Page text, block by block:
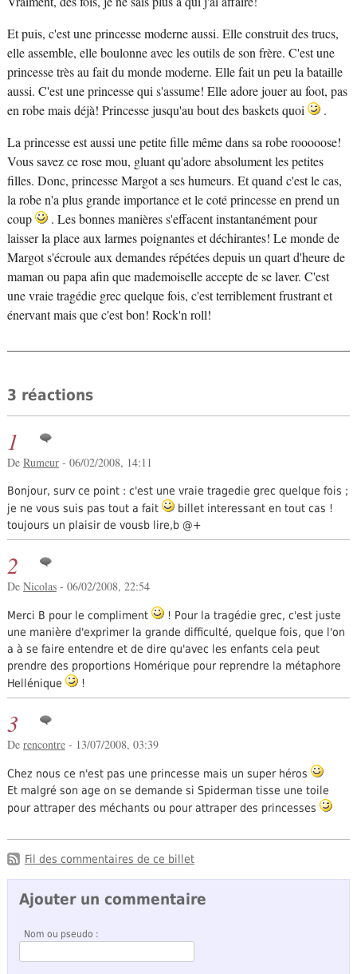
Et puis, c'est une princesse moderne aussi. Elle construit des trucs,
elle assemble, elle boulonne avec les outils de son frère. C'est une
princesse très au fait du monde moderne. Elle fait un peu la bataille
aussi. C'est une princesse qui s'assume! Elle adore jouer au foot, pas
en robe mais déjà! Princesse jusqu'au bout des baskets quoi
.
La princesse est aussi une petite fille même dans sa robe rooooose!
Vous savez ce rose mou, gluant qu'adore absolument les petites
filles. Donc, princesse Margot a ses humeurs. Et quand c'est le cas,
la robe n'a plus grande importance et le coté princesse en prend un
coup
. Les bonnes manières s'effacent instantanément pour
laisser la place aux larmes poignantes et déchirantes! Le monde de
Margot s'écroule aux demandes répétées depuis un quart d'heure de
maman ou papa afin que mademoiselle accepte de se laver. C'est
une vraie tragédie grec quelque fois, c'est terriblement frustrant et
énervant mais que c'est bon! Rock'n roll!
3 réactions
1
De Rumeur- 06/02/2008, 14:11
Bonjour, surv ce point : c'est une vraie tragedie grec quelque fois ;
je ne vous suis pas tout a fait
billet interessant en tout cas !
toujours un plaisir de vousb lire,b @+
2
De Nicolas- 06/02/2008, 22:54
Merci B pour le compliment
! Pour la tragédie grec, c'est juste
une manière d'exprimer la grande difficulté, quelque fois, que l'on
a à se faire entendre et de dire qu'avec les enfants cela peut
prendre des proportions Homérique pour reprendre la métaphore
Hellénique
!
3
De rencontre- 13/07/2008, 03:39
Chez nous ce n'est pas une princesse mais un super héros
Et malgré son age on se demande si Spiderman tisse une toile
pour attraper des méchants ou pour attraper des princesses
Fil des commentaires de ce billet
Ajouter un commentaire
Nom ou pseudo :